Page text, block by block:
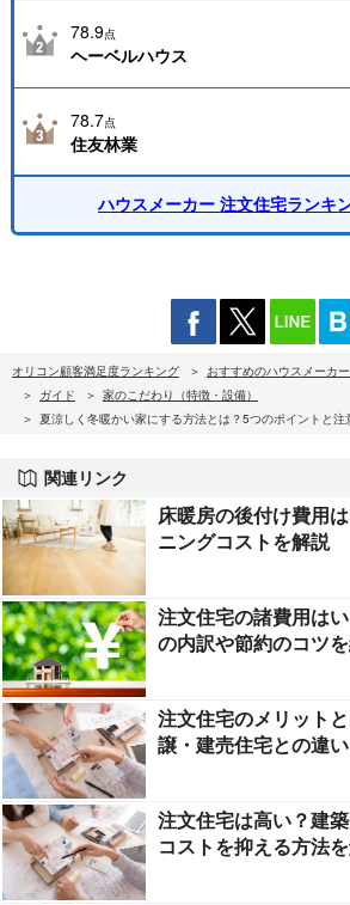
78.9点
ヘーベルハウス
78.7点
住友林業
ハウスメーカー 注文住宅ランキ
オリコン顧客満足度ランキング
おすすめのハウスメーカ
ガイド
家のこだわり（特徴・設備）
夏涼しく冬暖かい家にする方法とは？5つのポイントと注
関連リンク
床暖房の後付け費用
ニングコストを解説
注文住宅の諸費用は
の内訳や節約のコツ
注文住宅のメリット
譲・建売住宅との違
注文住宅は高い？建
コストを抑える方法